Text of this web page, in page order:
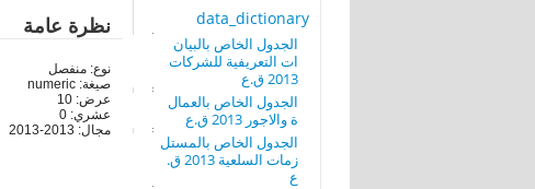
data_dictionary
الجدول الخاص بالبيان
ات التعريفية للشركات
2013 ق.ع
الجدول الخاص بالعمال
ة والاجور 2013 ق.ع
الجدول الخاص بالمستل
زمات السلعية 2013 ق.
ع
نظرة عامة
نوع: منفصل
صيغة: numeric
عرض: 10
عشري: 0
مجال: 2013-2013